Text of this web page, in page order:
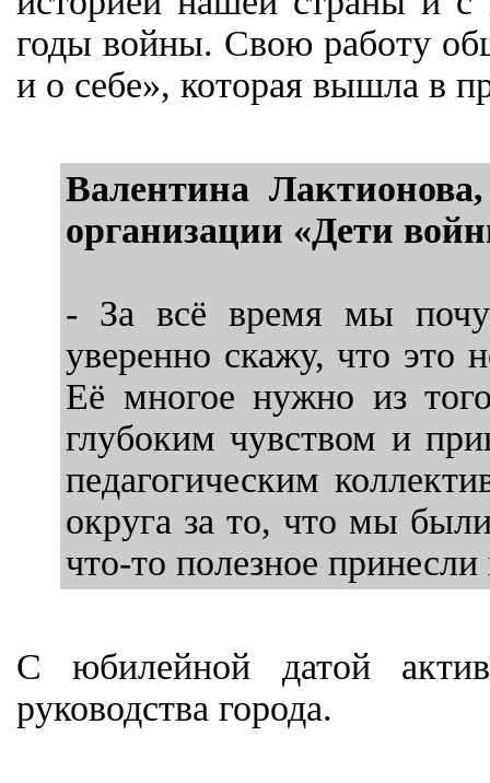
годы войны. Свою работу
и о себе», которая вышла в
Валентина Лактионова,
организации «Дети
- За всё время мы
уверенно скажу, что это
Её многое нужно из
глубоким чувством и
педагогическим
округа за то, что мы
что-то полезное принесли
С юбилейной датой
руководства города.